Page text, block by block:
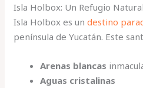
Isla Holbox: Un Refugio Natural
Isla Holbox es undestino
península de Yucatán. Este
Arenas blancas
Aguas cristalinas